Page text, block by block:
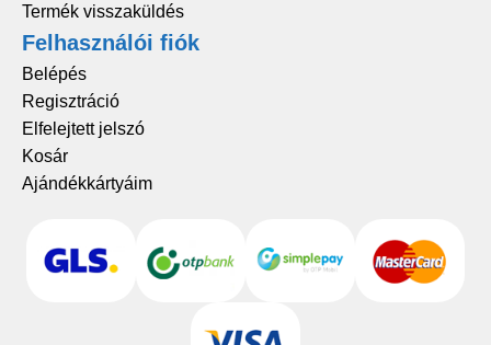
Termék visszaküldés
Felhasználói fiók
Belépés
Regisztráció
Elfelejtett jelszó
Kosár
Ajándékkártyáim